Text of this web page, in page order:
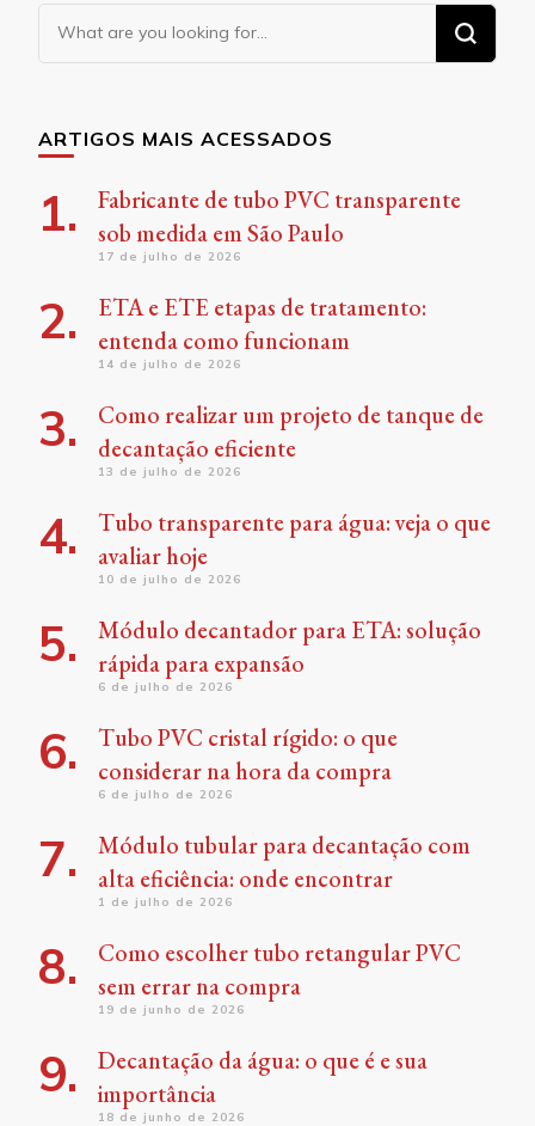
Looking
ARTIGOS MAIS ACESSADOS
Fabricante de tubo PVC transparente
sob medida em São Paulo
17 de julho de 2026
ETA e ETE etapas de tratamento:
entenda como funcionam
14 de julho de 2026
Como realizar um projeto de tanque de
decantação eficiente
13 de julho de 2026
Tubo transparente para água: veja o que
avaliar hoje
10 de julho de 2026
Módulo decantador para ETA: solução
rápida para expansão
6 de julho de 2026
Tubo PVC cristal rígido: o que
considerar na hora da compra
6 de julho de 2026
Módulo tubular para decantação com
alta eficiência: onde encontrar
1 de julho de 2026
Como escolher tubo retangular PVC
sem errar na compra
19 de junho de 2026
Decantação da água: o que é e sua
importância
18 de junho de 2026